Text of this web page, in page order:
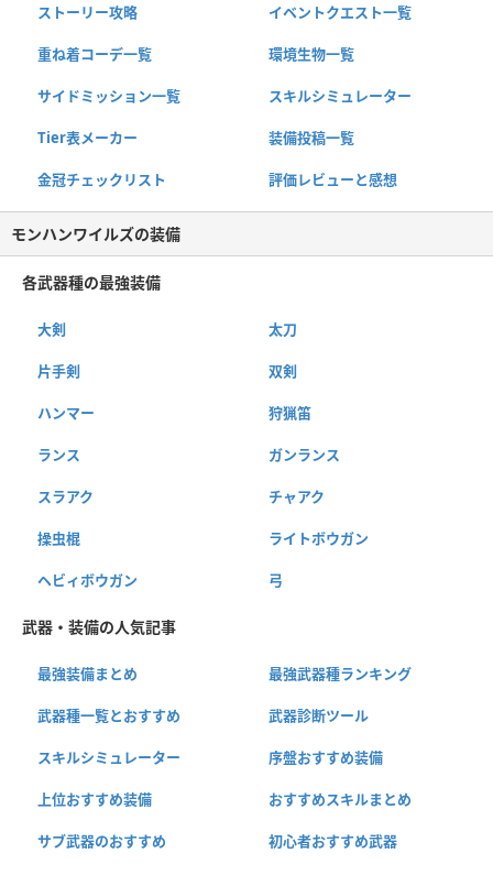
ストーリー攻略 イベントクエスト一覧
重ね着コーデ一覧 環境生物一覧
サイドミッション一覧 スキルシミュレーター
Tier表メーカー 装備投稿一覧
金冠チェックリスト 評価レビューと感想
モンハンワイルズの装備
各武器種の最強装備
大剣 太刀
片手剣 双剣
ハンマー 狩猟笛
ランス ガンランス
スラアク チャアク
操虫棍 ライトボウガン
ヘビィボウガン 弓
武器・装備の人気記事
最強装備まとめ 最強武器種ランキング
武器種一覧とおすすめ 武器診断ツール
スキルシミュレーター 序盤おすすめ装備
上位おすすめ装備 おすすめスキルまとめ
サブ武器のおすすめ 初心者おすすめ武器